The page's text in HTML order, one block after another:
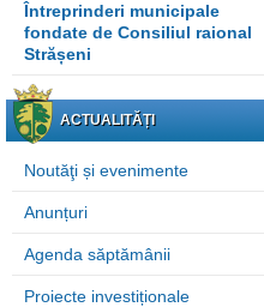
Întreprinderi municipale
fondate de Consiliul raional
Strășeni
ACTUALITĂȚI
Noutăţi și evenimente
Anunțuri
Agenda săptămânii
Proiecte investiționale